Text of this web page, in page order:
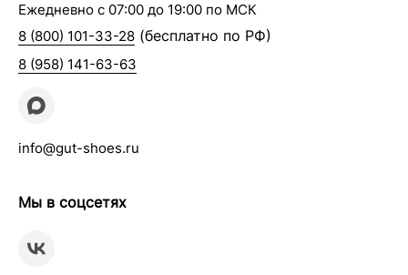
Ежедневно с 07:00 до 19:00 по МСК
8 (800) 101-33-28 (бесплатно по РФ)
8 (958) 141-63-63
info@gut-shoes.ru
Мы в соцсетях